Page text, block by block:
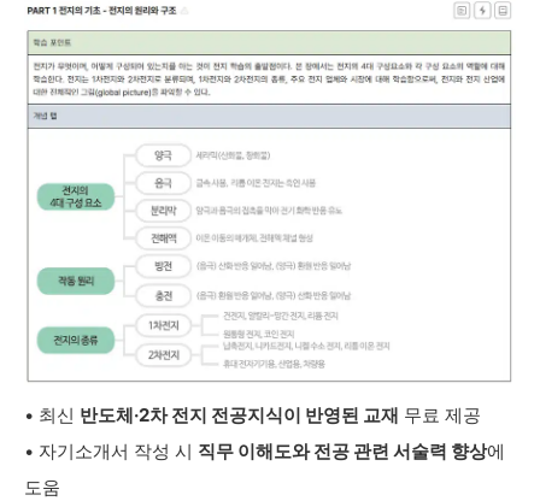
• 최신 반도체·2차 전지 전공지식이 반영된 교재 무료 제공
• 자기소개서 작성 시 직무 이해도와 전공 관련 서술력 향상에
도움